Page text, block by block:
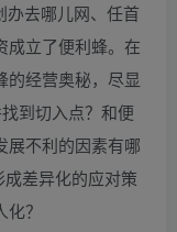
办去哪儿网、任首
成立了便利蜂。在
的经营奥秘，尽显
到切入点？和便
展不利的因素有哪
差异化的应对策
？